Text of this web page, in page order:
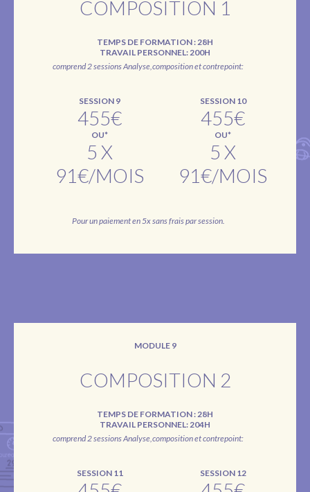
COMPOSITION 1
TEMPS DE FORMATION : 28H
TRAVAIL PERSONNEL: 200H
comprend 2 sessions Analyse,composition et contrepoint:
SESSION 9
455€
OU*
5 X
91€/MOIS
SESSION 10
455€
OU*
5 X
91€/MOIS
Pour un paiement en 5x sans frais par session.
MODULE 9
COMPOSITION 2
TEMPS DE FORMATION : 28H
TRAVAIL PERSONNEL: 204H
comprend 2 sessions Analyse,composition et contrepoint:
SESSION 11 SESSION 12